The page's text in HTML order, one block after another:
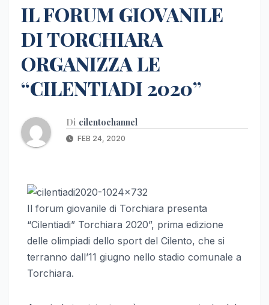
IL FORUM GIOVANILE
DI TORCHIARA
ORGANIZZA LE
“CILENTIADI 2020”
Di cilentochannel
FEB 24, 2020
Il forum giovanile di Torchiara presenta
“Cilentiadi” Torchiara 2020”, prima edizione
delle olimpiadi dello sport del Cilento, che si
terranno dall’11 giugno nello stadio comunale a
Torchiara.